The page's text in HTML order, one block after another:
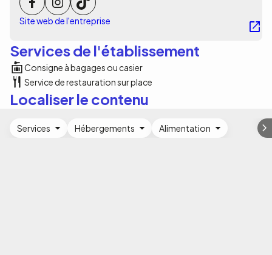
Site web de l'entreprise
Services de l'établissement
Consigne à bagages ou casier
Service de restauration sur place
Localiser le contenu
Services Hébergements Alimentation